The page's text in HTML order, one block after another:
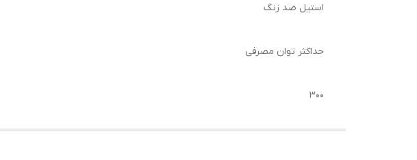
استیل ضد زنگ
حداکثر توان مصرفی
۳۰۰